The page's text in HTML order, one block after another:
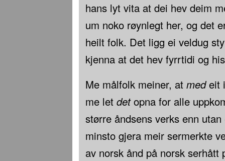
hans lyt vita at dei hev deim
um noko røynlegt her, og det
heilt folk. Det ligg ei veldug
kjenna at det hev fyrrtidi og
Me målfolk meiner, at medeit i
me let detopna for alle
større åndsens verks enn
minsto gjera meir sermerkte
av norsk ånd på norsk serhått